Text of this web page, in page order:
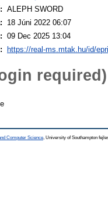
ALEPH SWORD
18 Júni 2022 06:07
09 Dec 2025 13:04
https://real-ms.mtak.hu/id/
required)
Computer Science , University of Southampton